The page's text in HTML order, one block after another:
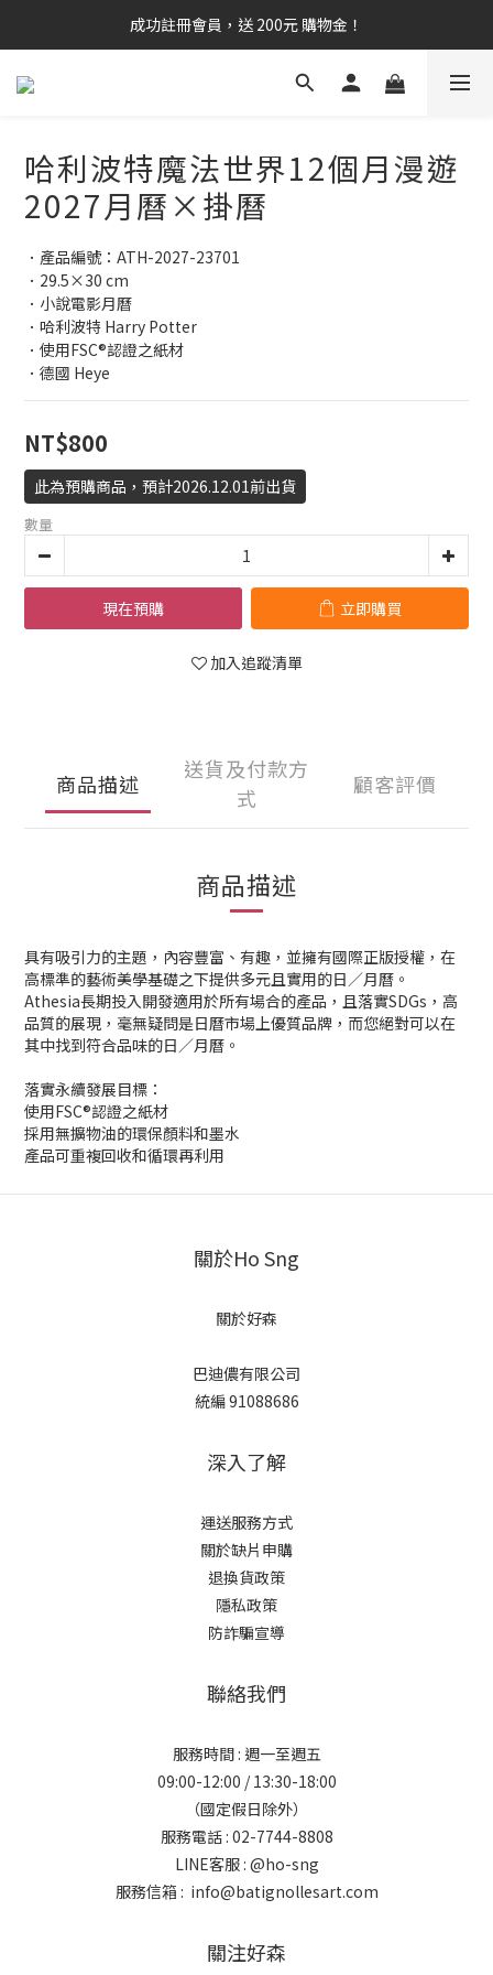
成功註冊會員，送 200元 購物金！
哈利波特魔法世界12個月漫遊
2027月曆×掛曆
．產品編號：ATH-2027-23701
．29.5×30 cm
．小說電影月曆
．哈利波特 Harry Potter
．使用FSC®認證之紙材
．德國 Heye
NT$800
此為預購商品，預計2026.12.01前出貨
數量
現在預購 立即購買
加入追蹤清單
商品描述
送貨及付款方
式
顧客評價
商品描述
具有吸引力的主題，內容豐富、有趣，並擁有國際正版授權，在
高標準的藝術美學基礎之下提供多元且實用的日／月曆。
Athesia長期投入開發適用於所有場合的產品，且落實SDGs，高
品質的展現，毫無疑問是日曆市場上優質品牌，而您絕對可以在
其中找到符合品味的日／月曆。
落實永續發展目標：
使用FSC®認證之紙材
採用無擴物油的環保顏料和墨水
產品可重複回收和循環再利用
關於Ho Sng
關於好森
巴迪儂有限公司
統編 91088686
深入了解
運送服務方式
關於缺片申購
退換貨政策
隱私政策
防詐騙宣導
聯絡我們
服務時間 : 週一至週五
09:00-12:00 / 13:30-18:00
（國定假日除外）
服務電話 : 02-7744-8808
LINE客服 : @ho-sng
服務信箱 : info@batignollesart.com
關注好森